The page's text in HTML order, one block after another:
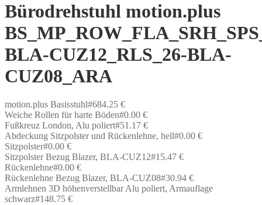
Bürodrehstuhl motion.plus
BLA-CUZ12_RLS_26-BLA-
CUZ08_ARA
motion.plus Basisstuhl#684.25 €
Weiche Rollen für harte Böden#0.00 €
Fußkreuz London, Alu poliert#51.17 €
Abdeckung Sitzpolster und Rückenlehne, hell#0.00 €
Sitzpolster#0.00 €
Sitzpolster Bezug Blazer, BLA-CUZ12#15.47 €
Rückenlehne#0.00 €
Rückenlehne Bezug Blazer, BLA-CUZ08#30.94 €
Armlehnen 3D höhenverstellbar Alu poliert, Armauflage
schwarz#148.75 €